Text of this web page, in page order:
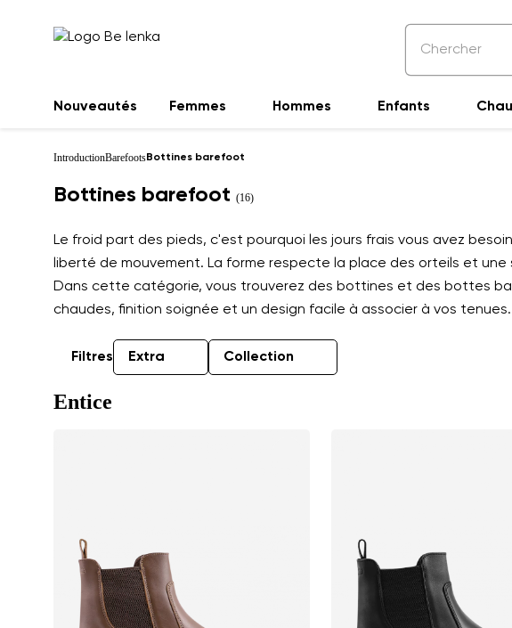
Nouveautés Femmes Hommes Enfants
IntroductionBarefootsBottines barefoot
Bottines barefoot (16)
Le froid part des pieds, c'est pourquoi les jours frais vous avez
liberté de mouvement. La forme respecte la place des orteils et
Dans cette catégorie, vous trouverez des bottines et des bottes
chaudes, finition soignée et un design facile à associer à vos
Filtres Extra Collection
Entice